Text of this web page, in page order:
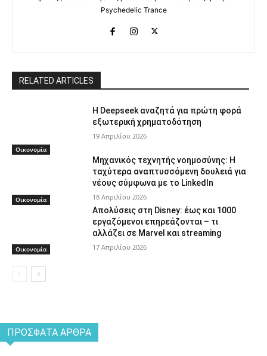
Psychedelic Trance
RELATED ARTICLES
Οικονομία
Η Deepseek αναζητά για πρώτη φορά
εξωτερική χρηματοδότηση
19 Απριλίου 2026
Οικονομία
Μηχανικός τεχνητής νοημοσύνης: Η
ταχύτερα αναπτυσσόμενη δουλειά για
νέους σύμφωνα με το LinkedIn
18 Απριλίου 2026
Οικονομία
Απολύσεις στη Disney: έως και 1000
εργαζόμενοι επηρεάζονται – τι
αλλάζει σε Marvel και streaming
17 Απριλίου 2026
ΠΡΌΣΦΑΤΑ ΆΡΘΡΑ